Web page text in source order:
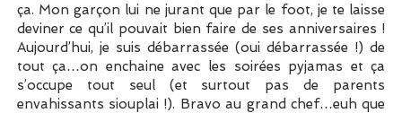
ça. Mon garçon lui ne jurant que par le foot, je te laisse
deviner ce qu’il pouvait bien faire de ses anniversaires !
Aujourd’hui, je suis débarrassée (oui débarrassée !) de
tout ça…on enchaine avec les soirées pyjamas et ça
s’occupe tout seul (et surtout pas de parents
envahissants siouplai !). Bravo au grand chef…euh que